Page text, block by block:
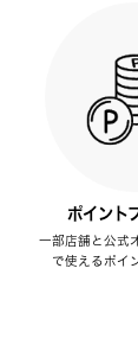
ポイント
一部店舗と公式
で使えるポイ